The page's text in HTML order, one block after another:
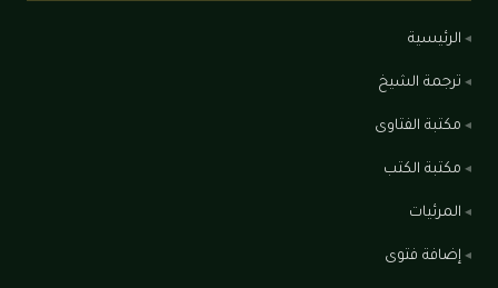
الرئيسية
ترجمة الشيخ
مكتبة الفتاوى
مكتبة الكتب
المرئيات
إضافة فتوى